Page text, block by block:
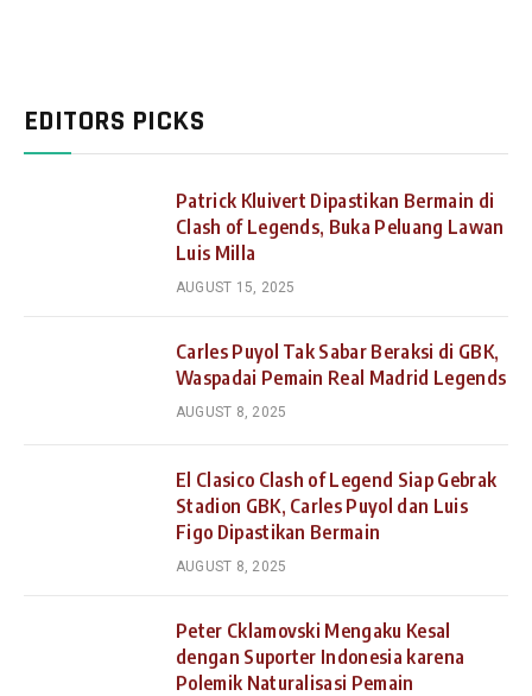
EDITORS PICKS
Patrick Kluivert Dipastikan Bermain di
Clash of Legends, Buka Peluang Lawan
Luis Milla
AUGUST 15, 2025
Carles Puyol Tak Sabar Beraksi di GBK,
Waspadai Pemain Real Madrid Legends
AUGUST 8, 2025
El Clasico Clash of Legend Siap Gebrak
Stadion GBK, Carles Puyol dan Luis
Figo Dipastikan Bermain
AUGUST 8, 2025
Peter Cklamovski Mengaku Kesal
dengan Suporter Indonesia karena
Polemik Naturalisasi Pemain